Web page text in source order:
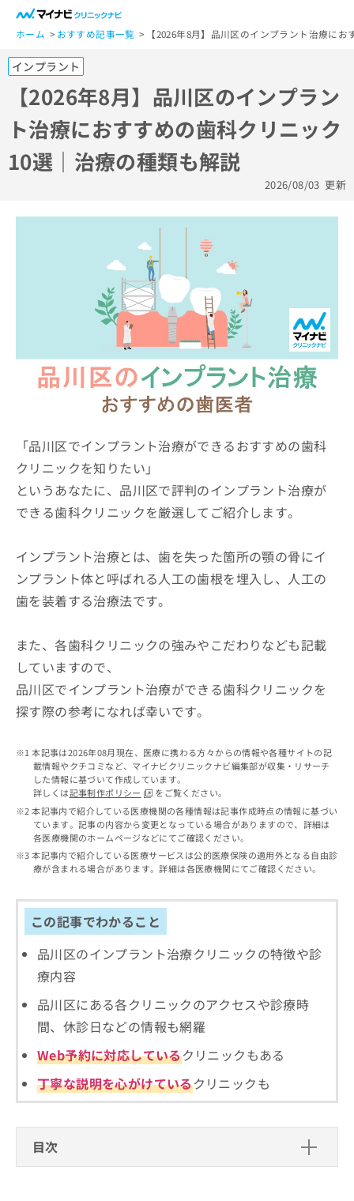
ホーム おすすめ記事一覧 【2026年8月】品川区のインプラント治療に
インプラント
【2026年8月】品川区のインプラン
ト治療におすすめの歯科クリニック
10選｜治療の種類も解説
2026/08/03 更新
「品川区でインプラント治療ができるおすすめの歯科
クリニックを知りたい」
というあなたに、品川区で評判のインプラント治療が
できる歯科クリニックを厳選してご紹介します。
インプラント治療とは、歯を失った箇所の顎の骨にイ
ンプラント体と呼ばれる人工の歯根を埋入し、人工の
歯を装着する治療法です。
また、各歯科クリニックの強みやこだわりなども記載
していますので、
品川区でインプラント治療ができる歯科クリニックを
探す際の参考になれば幸いです。
本記事は2026年08月現在、医療に携わる方々からの情報や各種サイトの記
載情報やクチコミなど、マイナビクリニックナビ編集部が収集・リサーチ
した情報に基づいて作成しています。
詳しくは記事制作ポリシー
をご覧ください。
本記事内で紹介している医療機関の各種情報は記事作成時点の情報に基づい
ています。記事の内容から変更となっている場合がありますので、詳細は
各医療機関のホームページなどにてご確認ください。
本記事内で紹介している医療サービスは公的医療保険の適用外となる自由診
療が含まれる場合があります。詳細は各医療機関にてご確認ください。
この記事でわかること
品川区のインプラント治療クリニックの特徴や診
療内容
品川区にある各クリニックのアクセスや診療時
間、休診日などの情報も網羅
Web予約に対応しているクリニックもある
丁寧な説明を心がけているクリニックも
目次
一
般
ー
ザ
ー
の
方
は
こ
ッ
関
る
お
問
い
わ
せ
は
こ
らは
マイ
ナビ
クリ
ビサ
イト
への
お問
合せ
フォ
ーム
りま
す。
ニッ
クの
予
症状
のご
相談
はで
きま
せん
ので
ご了
承く
ださ
い。
は
広
告
出
稿
の
問
合
わ
こ
ち
ら
資
の
は
ら
無
料
拡
お
込
は
こ
掲
広
告
代
店
方
は
こ
ち
広
告
出
稿
お
わ
こ
の
求
ち
無
拡
出
ら